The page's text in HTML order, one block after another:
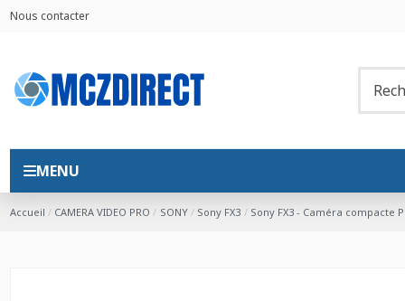
Nous contacter
MENU
Accueil CAMERA VIDEO PRO SONY Sony FX3 Sony FX3 - Caméra compacte